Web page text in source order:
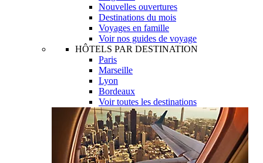
Nouvelles ouvertures
Destinations du mois
Voyages en famille
Voir nos guides de voyage
HÔTELS PAR DESTINATION
Paris
Marseille
Lyon
Bordeaux
Voir toutes les destinations